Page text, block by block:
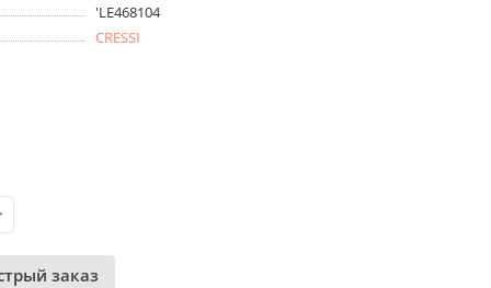
'LE468104
CRESSI
заказ